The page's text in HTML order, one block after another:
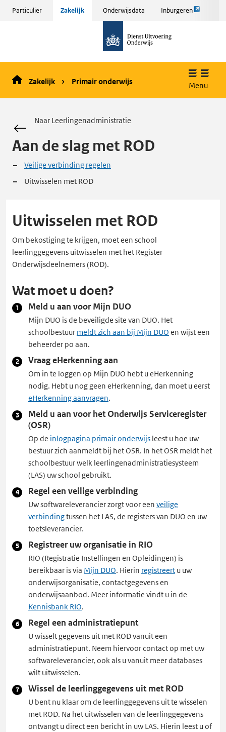
Sla
naar
inhoud
Particulier Zakelijk Onderwijsdata Inburgeren
Link
pagina
de
Zakelijk Primair onderwijs Menu
Naar Leerlingenadministratie
Aan de slag met ROD
Veilige verbinding regelen
Uitwisselen met ROD
Uitwisselen met ROD
Om bekostiging te krijgen, moet een school
leerlinggegevens uitwisselen met het Register
Onderwijsdeelnemers (ROD).
Wat moet u doen?
Meld u aan voor Mijn DUO
Mijn DUO is de beveiligde site van DUO. Het
schoolbestuur meldt zich aan bij Mijn DUO en wijst een
beheerder po aan.
Vraag eHerkenning aan
Om in te loggen op Mijn DUO hebt u eHerkenning
nodig. Hebt u nog geen eHerkenning, dan moet u eerst
eHerkenning aanvragen.
Meld u aan voor het Onderwijs Serviceregister
(OSR)
Op de inlogpagina primair onderwijs leest u hoe uw
bestuur zich aanmeldt bij het OSR. In het OSR meldt het
schoolbestuur welk leerlingenadministratiesysteem
(LAS) uw school gebruikt.
Regel een veilige verbinding
Uw softwareleverancier zorgt voor een veilige
verbindingtussen het LAS, de registers van DUO en uw
toetsleverancier.
Registreer uw organisatie in RIO
RIO (Registratie Instellingen en Opleidingen) is
bereikbaar is via Mijn DUO. Hierin registreert u uw
onderwijsorganisatie, contactgegevens en
onderwijsaanbod. Meer informatie vindt u in de
Kennisbank RIO.
Regel een administratiepunt
U wisselt gegevens uit met ROD vanuit een
administratiepunt. Neem hiervoor contact op met uw
softwareleverancier, ook als u vanuit meer databases
wilt uitwisselen.
Wissel de leerlinggegevens uit met ROD
U bent nu klaar om de leerlinggegevens uit te wisselen
met ROD. Na het uitwisselen van de leerlinggegevens
ontvangt u direct een bericht in uw LAS. Hierin leest u of